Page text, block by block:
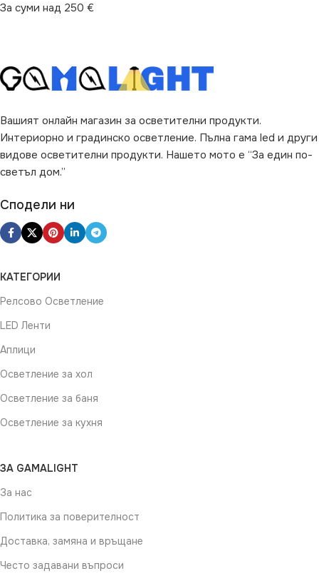
За суми над 250 €
Вашият онлайн магазин за осветителни продукти.
Интериорно и градинско осветление. Пълна гама led и други
видове осветителни продукти. Нашето мото е “За един по-
светъл дом.”
Сподели ни
КАТЕГОРИИ
Релсово Осветление
LED Ленти
Аплици
Осветление за хол
Осветление за баня
Осветление за кухня
ЗА GAMALIGHT
За нас
Политика за поверителност
Доставка, замяна и връщане
Често задавани въпроси